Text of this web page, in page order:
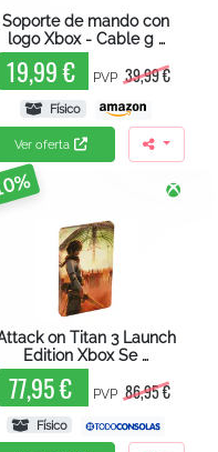
Soporte de mando con
logo Xbox - Cable g …
19,99 € PVP 39,99 €
Físico
Ver oferta
on Titan 3 Launch
Edition Xbox Se …
77,95 € PVP 86,95 €
Físico